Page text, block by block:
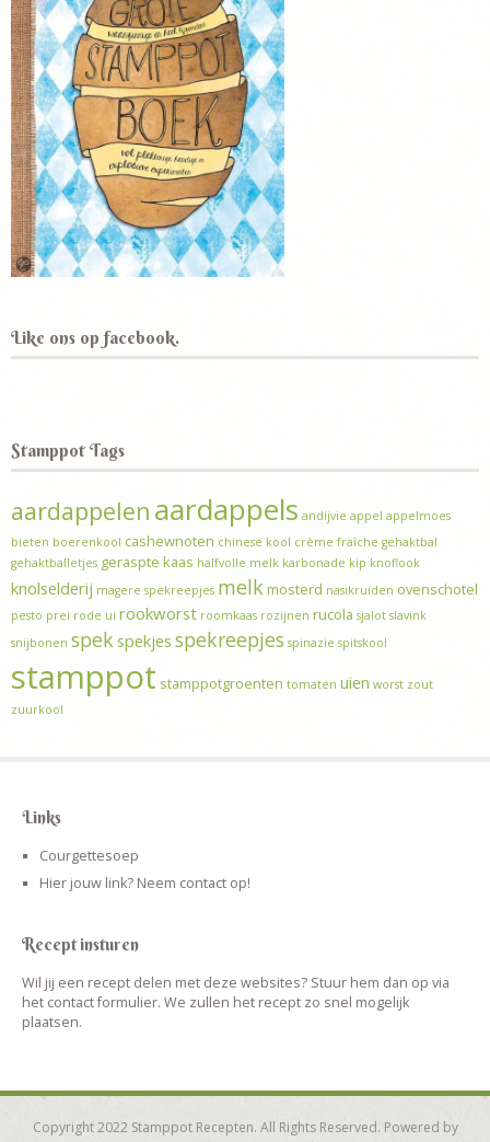
Like ons op facebook.
Stamppot Tags
aardappelen aardappels andijvie appel appelmoes
bieten boerenkool cashewnoten chinese kool crème fraîche gehaktbal
gehaktballetjes geraspte kaas halfvolle melk karbonade kip knoflook
knolselderij magere spekreepjes melk mosterd nasikruiden ovenschotel
pesto prei rode ui rookworst roomkaas rozijnen rucola sjalot slavink
snijbonen spek spekjes spekreepjes spinazie spitskool
stamppot stamppotgroenten tomaten uien worst zout
zuurkool
Links
Courgettesoep
Hier jouw link? Neem contact op!
Recept insturen
Wil jij een recept delen met deze websites? Stuur hem dan op via
het contact formulier. We zullen het recept zo snel mogelijk
plaatsen.
Copyright 2022 Stamppot Recepten. All Rights Reserved. Powered by